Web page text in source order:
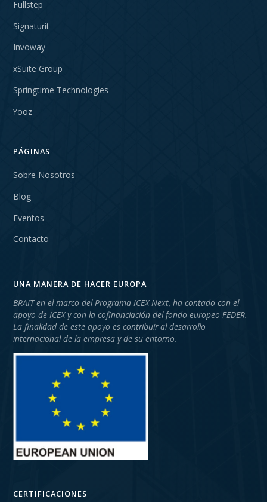
Fullstep
Signaturit
Invoway
xSuite Group
Springtime Technologies
Yooz
PÁGINAS
Sobre Nosotros
Blog
Eventos
Contacto
UNA MANERA DE HACER EUROPA
BRAIT en el marco del Programa ICEX Next, ha contado con el
apoyo de ICEX y con la cofinanciación del fondo europeo FEDER.
La finalidad de este apoyo es contribuir al desarrollo
internacional de la empresa y de su entorno.
CERTIFICACIONES